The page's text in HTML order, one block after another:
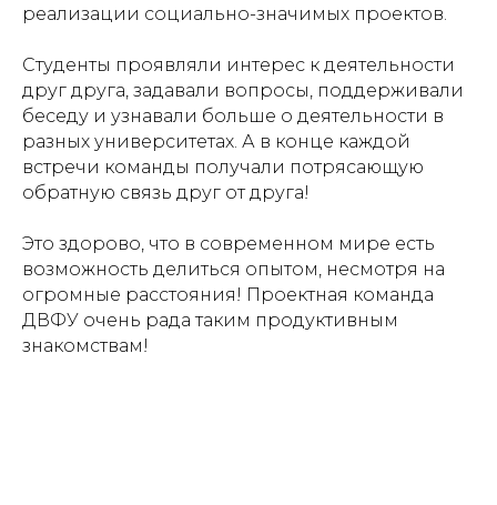
реализации социально-значимых проектов.
Студенты проявляли интерес к деятельности
друг друга, задавали вопросы, поддерживали
беседу и узнавали больше о деятельности в
разных университетах. А в конце каждой
встречи команды получали потрясающую
обратную связь друг от друга!
Это здорово, что в современном мире есть
возможность делиться опытом, несмотря на
огромные расстояния! Проектная команда
ДВФУ очень рада таким продуктивным
знакомствам!